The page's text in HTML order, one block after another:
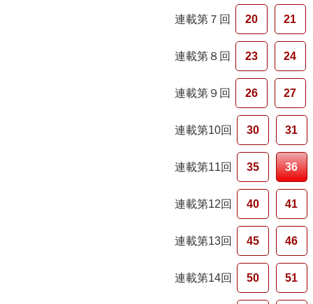
連載第７回 20 21
連載第８回 23 24
連載第９回 26 27
連載第10回 30 31
連載第11回 35 36
連載第12回 40 41
連載第13回 45 46
連載第14回 50 51